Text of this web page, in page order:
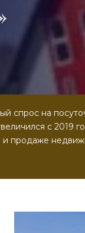
спрос на
с 2019
продаже